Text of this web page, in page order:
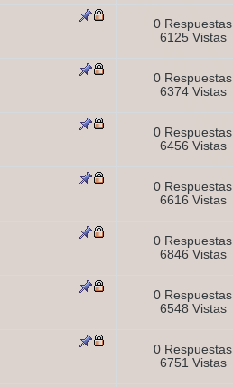
0 Respuestas
6125 Vistas
0 Respuestas
6374 Vistas
0 Respuestas
6456 Vistas
0 Respuestas
6616 Vistas
0 Respuestas
6846 Vistas
0 Respuestas
6548 Vistas
0 Respuestas
6751 Vistas